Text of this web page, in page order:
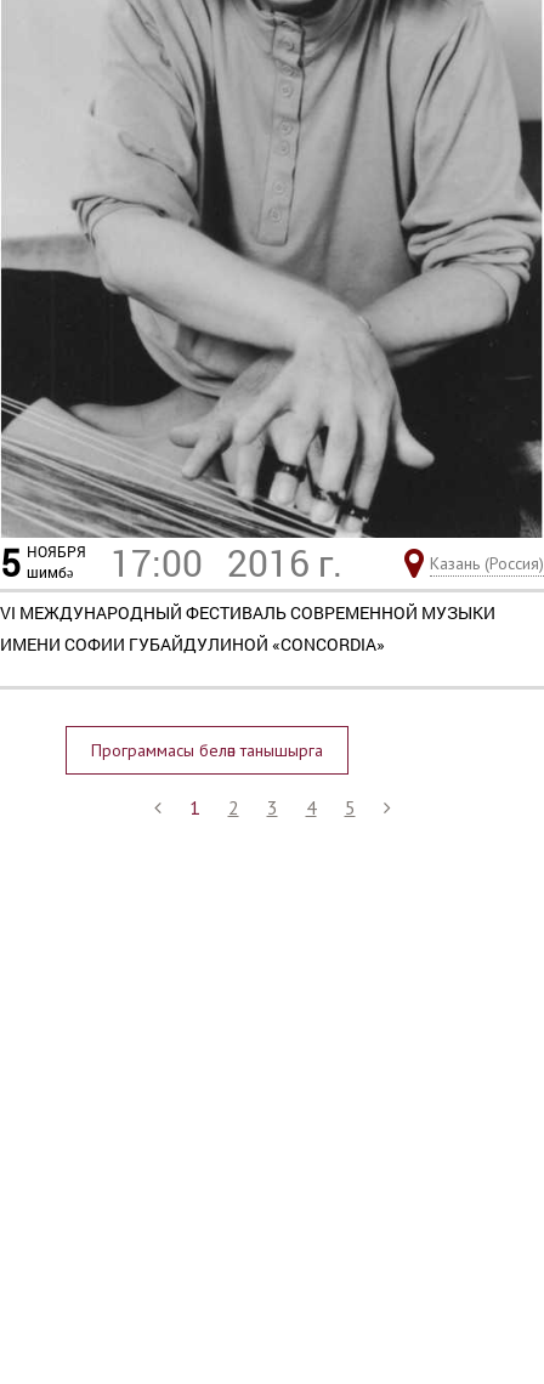
5 НОЯБРЯ
шимбә
17:00 2016 г. Казань (Россия)
VI МЕЖДУНАРОДНЫЙ ФЕСТИВАЛЬ СОВРЕМЕННОЙ МУЗЫКИ
ИМЕНИ СОФИИ ГУБАЙДУЛИНОЙ «CONCORDIA»
Программасы белән танышырга
1 2 3 4 5